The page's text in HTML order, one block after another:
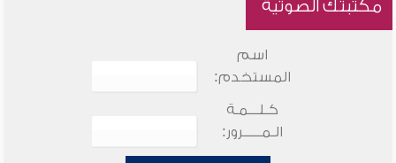
مكتبتك الصوتية
اسم
المستخدم:
كـلـــمـة
الـمـــــرور: